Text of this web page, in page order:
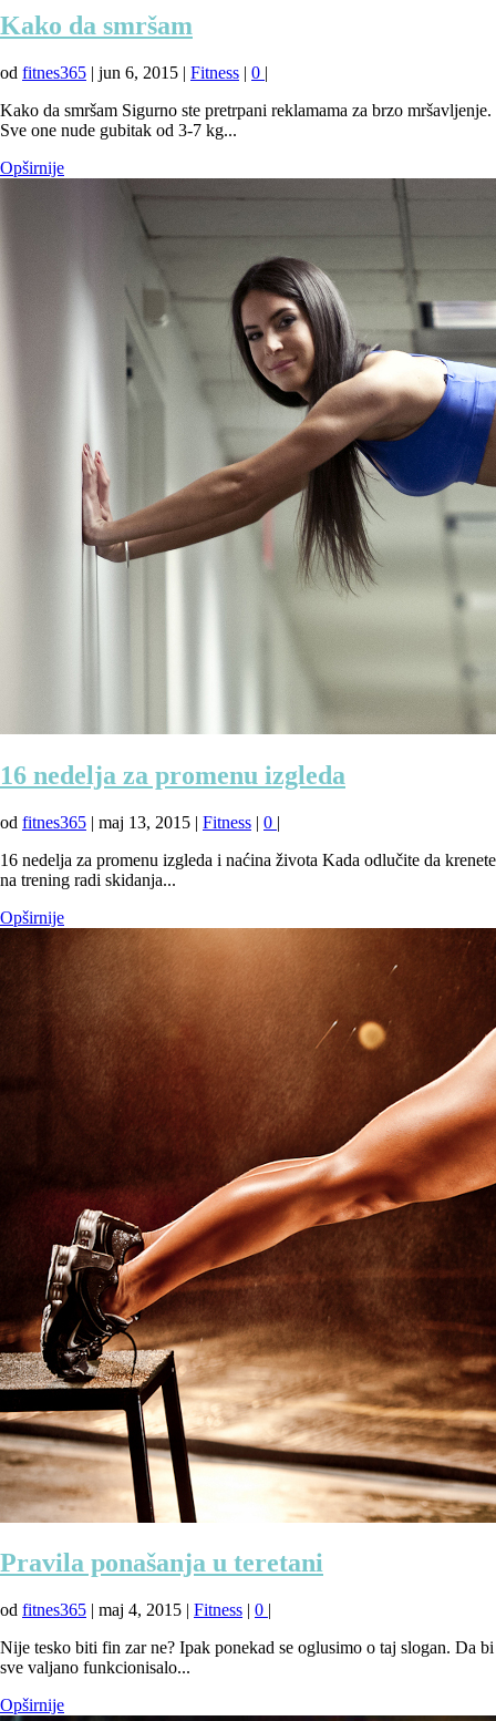
Kako da smršam
od fitnes365 | jun 6, 2015 | Fitness | 0 |
Kako da smršam Sigurno ste pretrpani reklamama za brzo mršavljenje.
Sve one nude gubitak od 3-7 kg...
Opširnije
16 nedelja za promenu izgleda
od fitnes365 | maj 13, 2015 | Fitness | 0 |
16 nedelja za promenu izgleda i naćina života Kada odlučite da krenete
na trening radi skidanja...
Opširnije
Pravila ponašanja u teretani
od fitnes365 | maj 4, 2015 | Fitness | 0 |
Nije tesko biti fin zar ne? Ipak ponekad se oglusimo o taj slogan. Da bi
sve valjano funkcionisalo...
Opširnije